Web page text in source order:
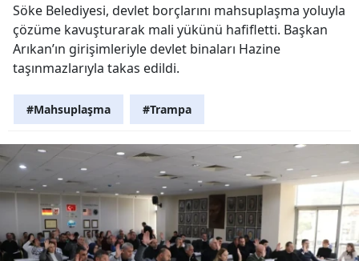
Söke Belediyesi, devlet borçlarını mahsuplaşma yoluyla
çözüme kavuşturarak mali yükünü hafifletti. Başkan
Arıkan’ın girişimleriyle devlet binaları Hazine
taşınmazlarıyla takas edildi.
#Mahsuplaşma #Trampa